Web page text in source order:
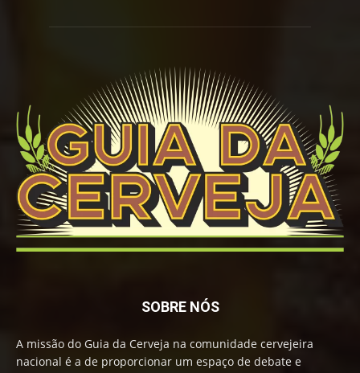
SOBRE NÓS
A missão do Guia da Cerveja na comunidade cervejeira
nacional é a de proporcionar um espaço de debate e